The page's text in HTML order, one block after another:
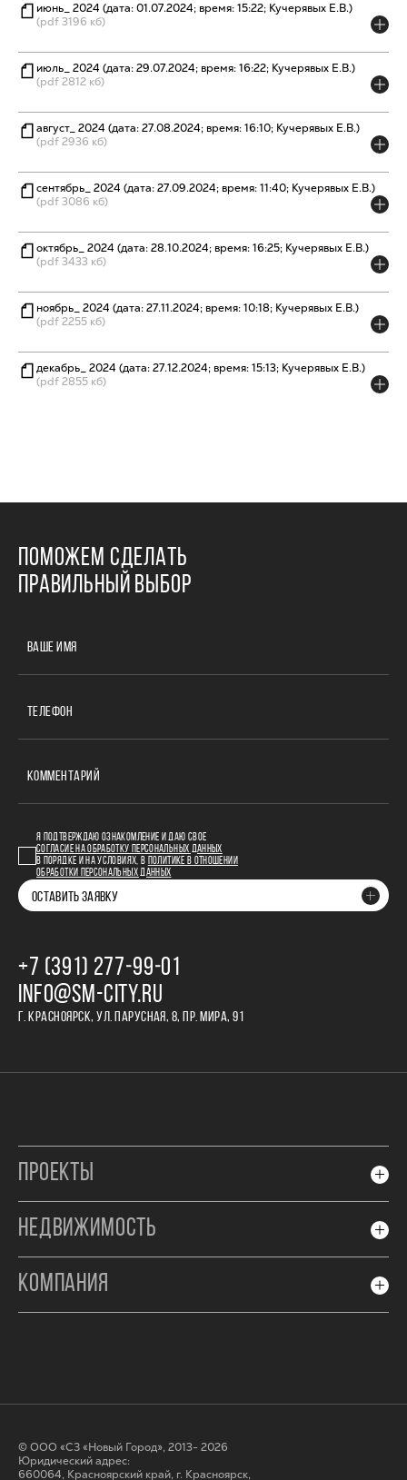
июнь_ 2024 (дата: 01.07.2024; время: 15:22; Кучерявых Е.В.)
(pdf 3196 кб)
июль_ 2024 (дата: 29.07.2024; время: 16:22; Кучерявых Е.В.)
(pdf 2812 кб)
август_ 2024 (дата: 27.08.2024; время: 16:10; Кучерявых Е.В.)
(pdf 2936 кб)
сентябрь_ 2024 (дата: 27.09.2024; время: 11:40; Кучерявых Е.В.)
(pdf 3086 кб)
октябрь_ 2024 (дата: 28.10.2024; время: 16:25; Кучерявых Е.В.)
(pdf 3433 кб)
ноябрь_ 2024 (дата: 27.11.2024; время: 10:18; Кучерявых Е.В.)
(pdf 2255 кб)
декабрь_ 2024 (дата: 27.12.2024; время: 15:13; Кучерявых Е.В.)
(pdf 2855 кб)
ПОМОЖЕМ СДЕЛАТЬ
ПРАВИЛЬНЫЙ ВЫБОР
ВАШЕ ИМЯ
ТЕЛЕФОН
КОММЕНТАРИЙ
Я ПОДТВЕРЖДАЮ ОЗНАКОМЛЕНИЕ И ДАЮ СВОЕ
СОГЛАСИЕ НА ОБРАБОТКУ ПЕРСОНАЛЬНЫХ ДАННЫХ
В ПОРЯДКЕ И НА УСЛОВИЯХ, В
ПОЛИТИКЕ В ОТНОШЕНИИ
ОБРАБОТКИ ПЕРСОНАЛЬНЫХ ДАННЫХ
ОСТАВИТЬ ЗАЯВКУ
+7 (391) 277‒99‒01
INFO@SM-CITY.RU
Г. КРАСНОЯРСК, УЛ. ПАРУСНАЯ, 8, ПР. МИРА, 91
ПРОЕКТЫ
НЕДВИЖИМОСТЬ
КОМПАНИЯ
© ООО «СЗ «Новый Город», 2013- 2026
Юридический адрес:
660064, Красноярский край, г. Красноярск,